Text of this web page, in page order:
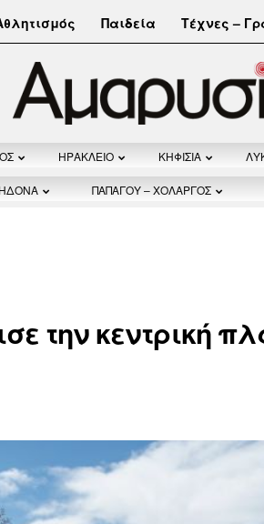
Παιδεία Τέχνες –
ΗΡΑΚΛΕΙΟ ΚΗΦΙΣΙΑ
ΠΑΠΑΓΟΥ – ΧΟΛΑΡΓΟΣ
την κεντρική